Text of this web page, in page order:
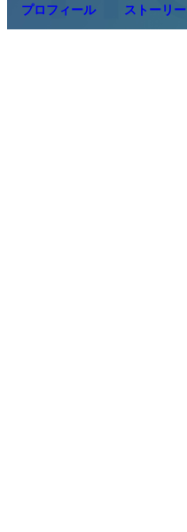
プロフィール ストーリー